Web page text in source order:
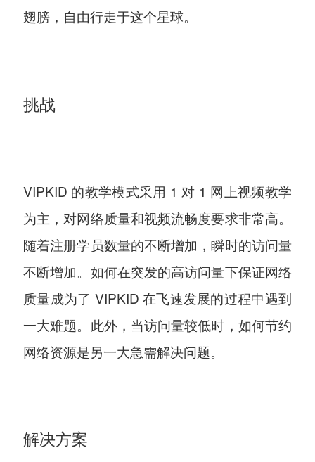
翅膀，自由行走于这个星球。
挑战
VIPKID 的教学模式采用 1 对 1 网上视频教学
为主，对网络质量和视频流畅度要求非常高。
随着注册学员数量的不断增加，瞬时的访问量
不断增加。如何在突发的高访问量下保证网络
质量成为了 VIPKID 在飞速发展的过程中遇到
一大难题。此外，当访问量较低时，如何节约
网络资源是另一大急需解决问题。
解决方案